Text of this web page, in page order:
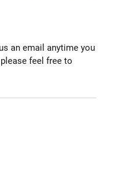
an email anytime you
feel free to